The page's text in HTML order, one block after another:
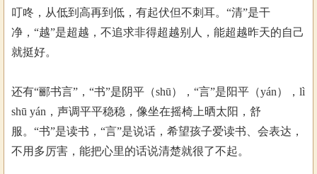
叮咚，从低到高再到低，有起伏但不刺耳。“清”是干
净，“越”是超越，不追求非得超越别人，能超越昨天的自己
就挺好。
还有“郦书言”，“书”是阴平（shū），“言”是阳平（yán），lì
shū yán，声调平平稳稳，像坐在摇椅上晒太阳，舒
服。“书”是读书，“言”是说话，希望孩子爱读书、会表达，
不用多厉害，能把心里的话说清楚就很了不起。